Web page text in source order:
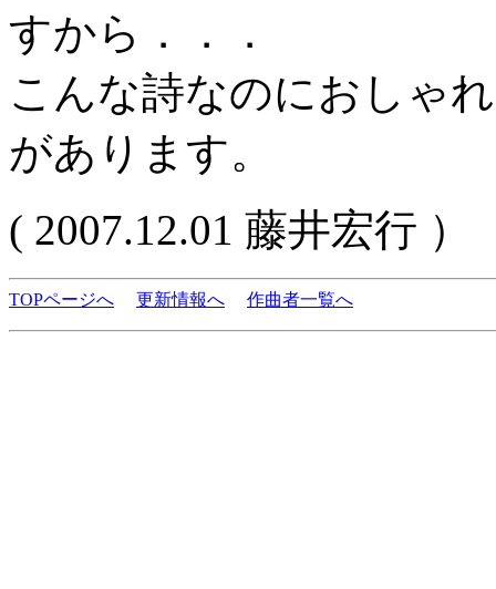
すから．．．
こんな詩なのにおしゃ
があります。
( 2007.12.01 藤井宏行 ）
TOPページへ 更新情報へ 作曲者一覧へ